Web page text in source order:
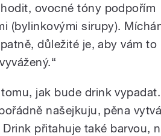
ovocné tóny podpořím
(bylinkovými sirupy).
důležité je, aby vám to
jak bude drink
našejkuju, pěna
přitahuje také barvou,